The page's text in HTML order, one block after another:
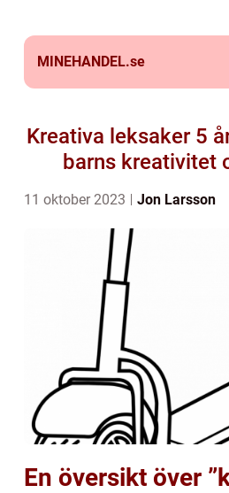
MINEHANDEL.se
Kreativa leksaker 5
barns kreativitet
11 oktober 2023 Jon Larsson
En översikt över